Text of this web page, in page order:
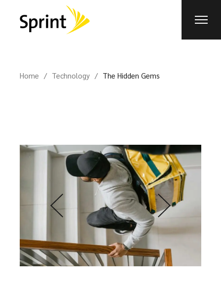
Home Technology The Hidden Gems